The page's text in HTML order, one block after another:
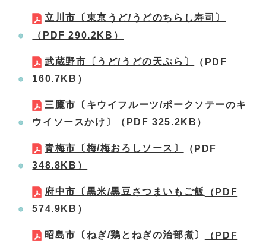
立川市〔東京うど/うどのちらし寿司〕
（PDF 290.2KB）
武蔵野市〔うど/うどの天ぷら〕
（PDF
160.7KB）
三鷹市〔キウイフルーツ/ポークソテーのキ
ウイソースかけ〕
（PDF 325.2KB）
青梅市〔梅/梅おろしソース〕
（PDF
348.8KB）
府中市〔黒米/黒豆さつまいもご飯
（PDF
574.9KB）
昭島市〔ねぎ/鶏とねぎの治部煮〕 （PDF